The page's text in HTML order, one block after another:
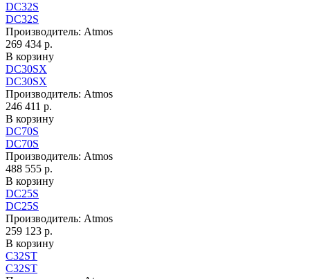
DC32S
DC32S
Производитель: Atmos
269 434 р.
В корзину
DC30SX
DC30SX
Производитель: Atmos
246 411 р.
В корзину
DC70S
DC70S
Производитель: Atmos
488 555 р.
В корзину
DC25S
DC25S
Производитель: Atmos
259 123 р.
В корзину
C32ST
C32ST